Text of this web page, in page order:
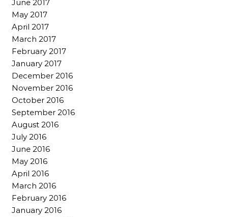
June 2017
May 2017
April 2017
March 2017
February 2017
January 2017
December 2016
November 2016
October 2016
September 2016
August 2016
July 2016
June 2016
May 2016
April 2016
March 2016
February 2016
January 2016